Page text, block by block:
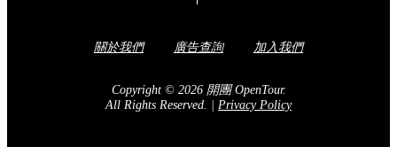
關於我們 廣告查詢 加入我們
Copyright © 2026 開團 OpenTour.
All Rights Reserved.
Privacy Policy